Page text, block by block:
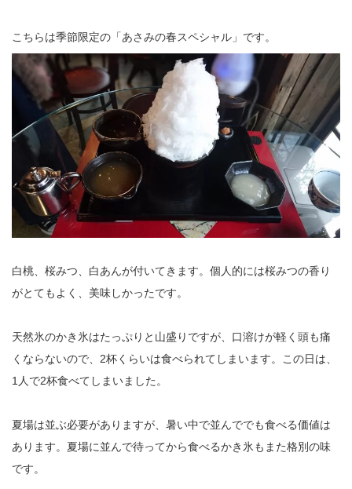
こちらは季節限定の「あさみの春スペシャル」です。
白桃、桜みつ、白あんが付いてきます。個人的には桜みつの香り
がとてもよく、美味しかったです。
天然氷のかき氷はたっぷりと山盛りですが、口溶けが軽く頭も痛
くならないので、2杯くらいは食べられてしまいます。この日は、
1人で2杯食べてしまいました。
夏場は並ぶ必要がありますが、暑い中で並んででも食べる価値は
あります。夏場に並んで待ってから食べるかき氷もまた格別の味
です。